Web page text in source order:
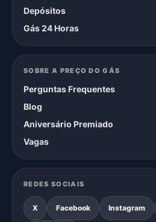
Depósitos
Gás 24 Horas
SOBRE A PREÇO DO GÁS
Perguntas Frequentes
Blog
Aniversário Premiado
Vagas
REDES SOCIAIS
X Facebook Instagram